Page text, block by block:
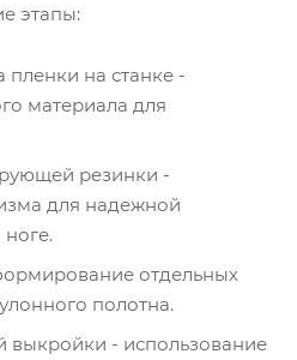
этапы:
на станке -
материала для
резинки -
для надежной
отдельных
полотна.
выкройки - использование